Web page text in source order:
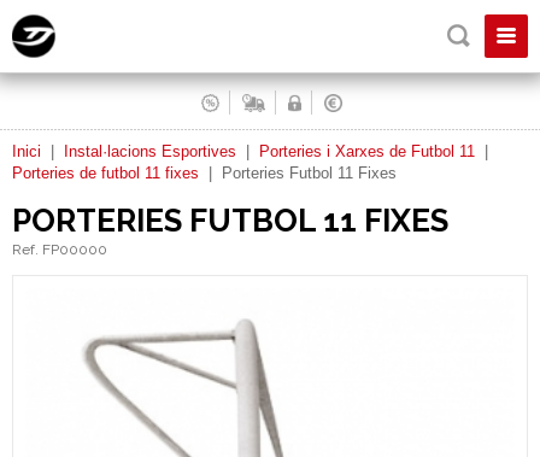
Inici Instal·lacions Esportives Porteries i Xarxes de Futbol 11
Porteries de futbol 11 fixes
Porteries Futbol 11 Fixes
PORTERIES FUTBOL 11 FIXES
Ref. FP00000